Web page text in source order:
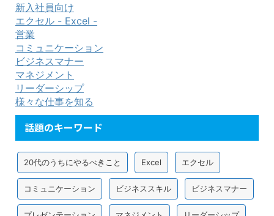
新入社員向け
エクセル - Excel -
営業
コミュニケーション
ビジネスマナー
マネジメント
リーダーシップ
様々な仕事を知る
話題のキーワード
20代のうちにやるべきこと Excel エクセル
コミュニケーション ビジネススキル ビジネスマナー